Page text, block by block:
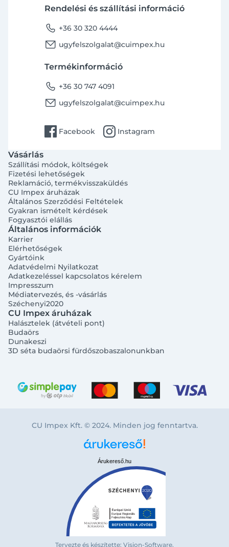
Bejelentkezés e-mail-címmel
Rendelési és szállítási információ
phone +36 30 320 4444
email ugyfelszolgalat@cuimpex.hu
Termékinformáció
phone +36 30 747 4091
email ugyfelszolgalat@cuimpex.hu
facebook Facebook instagram Instagram
Vásárlás
Szállítási módok, költségek
Fizetési lehetőségek
Reklamáció, termékvisszaküldés
CU Impex áruházak
Általános Szerződési Feltételek
Gyakran ismételt kérdések
Fogyasztói elállás
Általános információk
Karrier
Elérhetőségek
Gyártóink
Adatvédelmi Nyilatkozat
Adatkezeléssel kapcsolatos kérelem
Impresszum
Médiatervezés, és -vásárlás
Széchenyi2020
CU Impex áruházak
Halásztelek (átvételi pont)
Budaörs
Dunakeszi
3D séta budaörsi fürdőszobaszalonunkban
CU Impex Kft. © 2024. Minden jog fenntartva.
Árukereső.hu
Tervezte és készítette: Vision-Software,